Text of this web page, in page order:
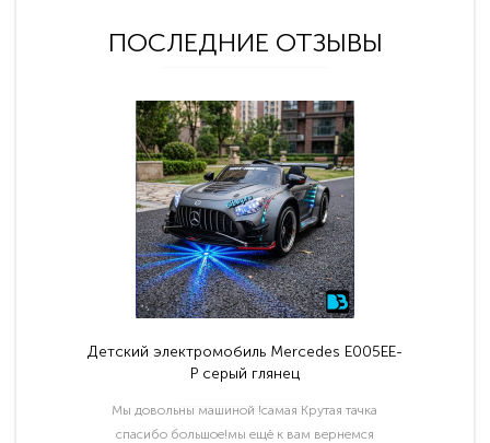
ПОСЛЕДНИЕ ОТЗЫВЫ
Детский электромобиль Mercedes E005EE-
P серый глянец
Мы довольны машиной !самая Крутая тачка
спасибо большое!мы ещё к вам вернемся